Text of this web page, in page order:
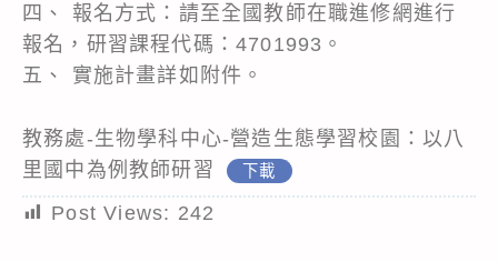
四、 報名方式：請至全國教師在職進修網進行
報名，研習課程代碼：4701993。
五、 實施計畫詳如附件。
教務處-生物學科中心-營造生態學習校園：以八
里國中為例教師研習
下載
Post Views: 242